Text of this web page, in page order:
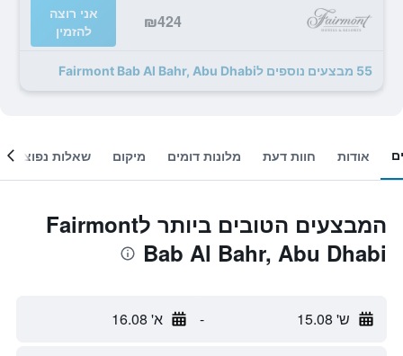
₪424
אני רוצה
להזמין
55 מבצעים נוספים לFairmont Bab Al Bahr, Abu Dhabi
אודות חוות דעת מלונות דומים מיקום שאלות נפוצות
המבצעים הטובים ביותר לFairmont
Bab Al Bahr, Abu Dhabi
ש' 15.08 - א' 16.08